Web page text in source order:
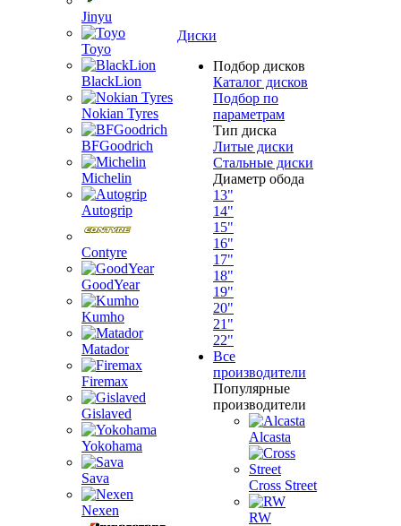
Jinyu
Toyo
BlackLion
Nokian Tyres
BFGoodrich
Michelin
Autogrip
Contyre
GoodYear
Kumho
Matador
Firemax
Gislaved
Yokohama
Sava
Nexen
Диски
Подбор дисков
Каталог дисков
Подбор по
параметрам
Тип диска
Литые диски
Стальные диски
Диаметр обода
13"
14"
15"
16"
17"
18"
19"
20"
21"
22"
Все
производители
Популярные
производители
Alcasta
Cross Street
RW